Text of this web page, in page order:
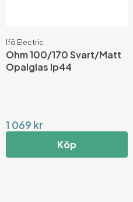
Ifö Electric
Ohm 100/170 Svart/Matt
Opalglas Ip44
1 069 kr
Köp